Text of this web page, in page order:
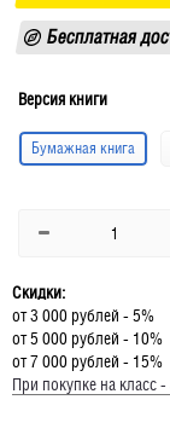
Бесплатная
Версия книги
Бумажная книга
Скидки:
от 3 000 рублей - 5%
от 5 000 рублей - 10%
от 7 000 рублей - 15%
При покупке на класс